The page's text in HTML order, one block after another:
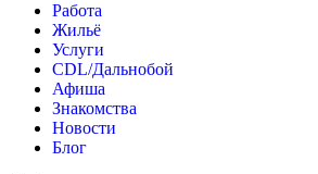
Работа
Жильё
Услуги
CDL/Дальнобой
Афиша
Знакомства
Новости
Блог